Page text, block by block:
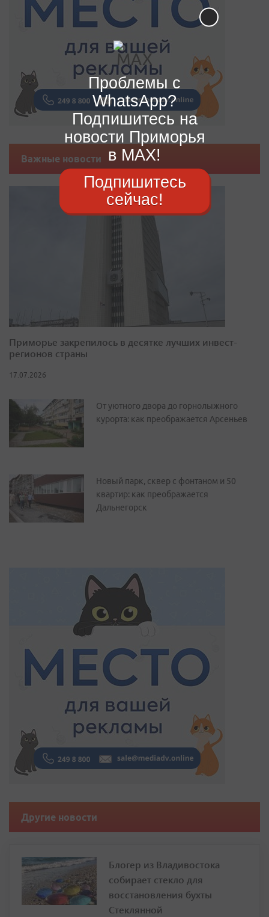
Важные новости
Приморье закрепилось в десятке лучших инвест-
регионов страны
17.07.2026
От уютного двора до горнолыжного
курорта: как преображается Арсеньев
Новый парк, сквер с фонтаном и 50
квартир: как преображается
Дальнегорск
Другие новости
Блогер из Владивостока
собирает стекло для
восстановления бухты
Стеклянной
Проблемы с
WhatsApp?
Подпишитесь на
новости Приморья
в MAX!
Подпишитесь
сейчас!